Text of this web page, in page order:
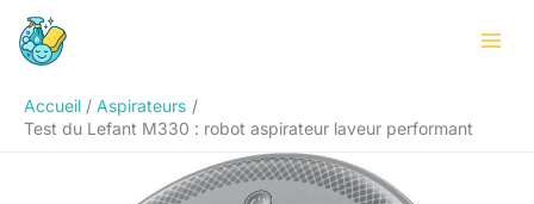
Aller
Accueil
Aspirateurs
Test du Lefant M330 : robot aspirateur laveur performant
Rechercher